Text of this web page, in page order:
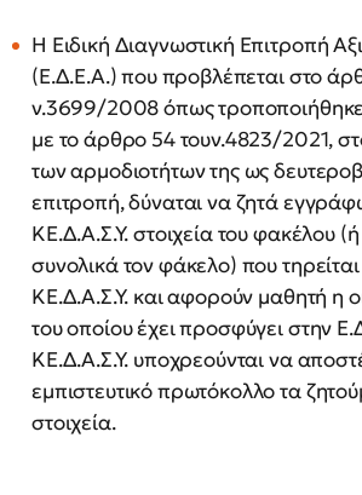
Η Ειδική Διαγνωστική Επιτροπή
(Ε.Δ.Ε.Α.) που προβλέπεται στο
ν.3699/2008 όπως τροποποιήθηκε
με το άρθρο 54 τουν.4823/2021,
των αρμοδιοτήτων της ως
επιτροπή, δύναται να ζητά
ΚΕ.Δ.Α.Σ.Υ. στοιχεία του φακέλου (ή
συνολικά τον φάκελο) που
ΚΕ.Δ.Α.Σ.Υ. και αφορούν μαθητή η
του οποίου έχει προσφύγει στην
ΚΕ.Δ.Α.Σ.Υ. υποχρεούνται να
εμπιστευτικό πρωτόκολλο τα
στοιχεία.